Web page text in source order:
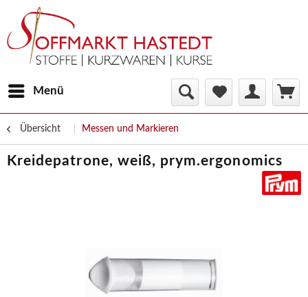
Menü
Übersicht Messen und Markieren
Kreidepatrone, weiß, prym.ergonomics